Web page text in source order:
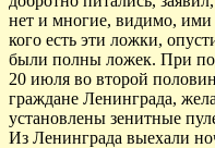
нет и многие, видимо, ими
кого есть эти ложки,
были полны ложек. При
20 июля во второй
граждане Ленинграда,
установлены зенитные
Из Ленинграда выехали